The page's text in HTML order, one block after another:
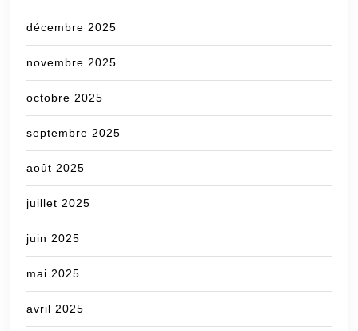
décembre 2025
novembre 2025
octobre 2025
septembre 2025
août 2025
juillet 2025
juin 2025
mai 2025
avril 2025